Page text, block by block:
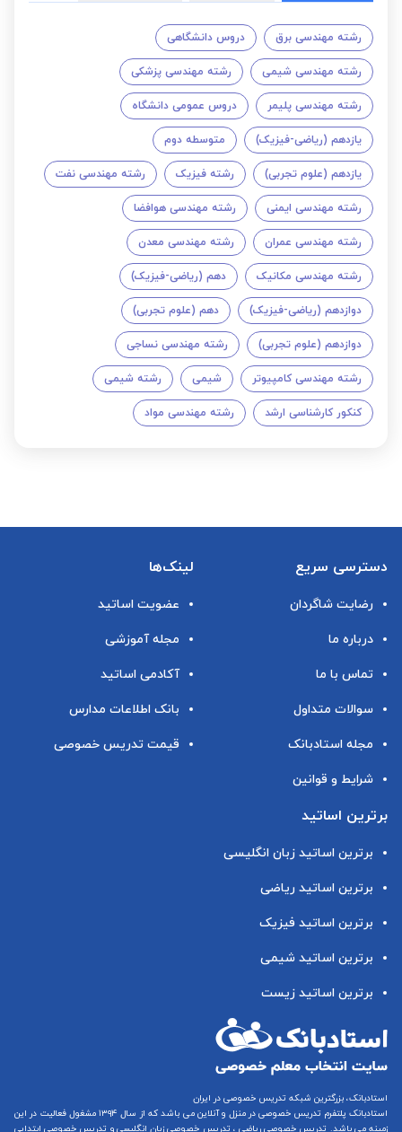
رشته مهندسی برق دروس دانشگاهی
رشته مهندسی شیمی رشته مهندسی پزشکی
رشته مهندسی پلیمر دروس عمومی دانشگاه
یازدهم (ریاضی-فیزیک) متوسطه دوم
یازدهم (علوم تجربی) رشته فیزیک رشته مهندسی نفت
رشته مهندسی ایمنی رشته مهندسی هوافضا
رشته مهندسی عمران رشته مهندسی معدن
رشته مهندسی مکانیک دهم (ریاضی-فیزیک)
دوازدهم (ریاضی-فیزیک) دهم (علوم تجربی)
دوازدهم (علوم تجربی) رشته مهندسی نساجی
رشته مهندسی کامپیوتر شیمی رشته شیمی
کنکور کارشناسی ارشد رشته مهندسی مواد
دسترسی سریع
رضایت شاگردان
درباره ما
تماس با ما
سوالات متداول
مجله استادبانک
شرایط و قوانین
لینک‌ها
عضویت اساتید
مجله آموزشی
آکادمی اساتید
بانک اطلاعات مدارس
قیمت تدریس خصوصی
برترین اساتید
برترین اساتید زبان انگلیسی
برترین اساتید ریاضی
برترین اساتید فیزیک
برترین اساتید شیمی
برترین اساتید زیست
استادبانک، بزرگترین شبکه تدریس خصوصی در ایران
استادبانک پلتفرم تدریس خصوصی در منزل و آنلاین
می باشد که از سال ۱۳۹۴ مشغول فعالیت در این
زمینه می باشد. تدریس خصوصی ریاضی ، تدریس خصوصی زبان انگلیسیو تدریس خصوصی ابتدایی